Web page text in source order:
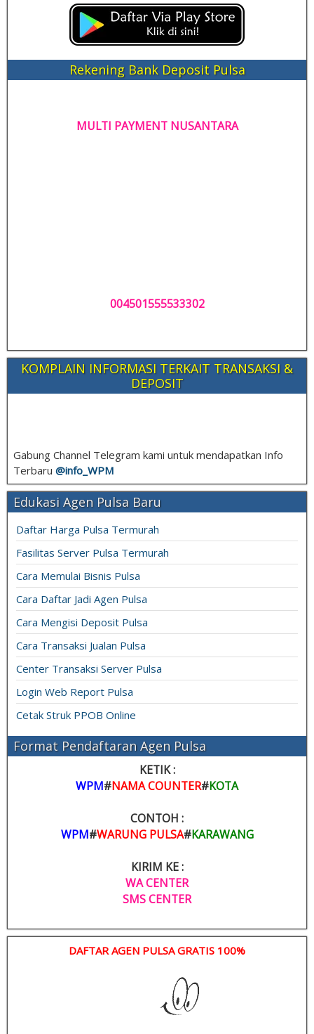
Rekening Bank Deposit Pulsa
MULTI PAYMENT NUSANTARA
004501555533302
KOMPLAIN INFORMASI TERKAIT TRANSAKSI &
DEPOSIT
Gabung Channel Telegram kami untuk mendapatkan Info
Terbaru @info_ WPM
Edukasi Agen Pulsa Baru
Daftar Harga Pulsa Termurah
Fasilitas Server Pulsa Termurah
Cara Memulai Bisnis Pulsa
Cara Daftar Jadi Agen Pulsa
Cara Mengisi Deposit Pulsa
Cara Transaksi Jualan Pulsa
Center Transaksi Server Pulsa
Login Web Report Pulsa
Cetak Struk PPOB Online
Format Pendaftaran Agen Pulsa
KETIK :
WPM#NAMA COUNTER#KOTA
CONTOH :
WPM#WARUNG PULSA#KARAWANG
KIRIM KE :
WA CENTER
SMS CENTER
DAFTAR AGEN PULSA GRATIS 100%